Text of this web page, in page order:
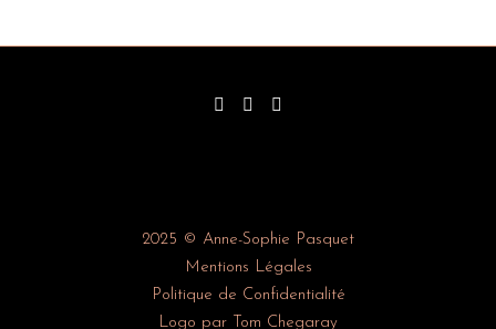
2025 © Anne-Sophie Pasquet
Mentions Légales
Politique de Confidentialité
Logo par Tom Chegaray